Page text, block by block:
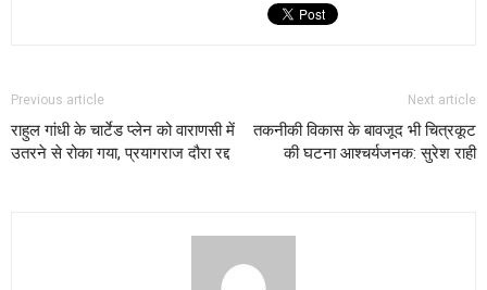
Previous article
राहुल गांधी के चार्टेड प्लेन को वाराणसी में
उतरने से रोका गया, प्रयागराज दौरा रद्द
Next article
तकनीकी विकास के बावजूद भी चित्रकूट
की घटना आश्चर्यजनक: सुरेश राही